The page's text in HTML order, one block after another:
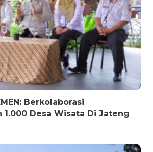
Berkolaborasi
1.000 Desa Wisata Di Jateng